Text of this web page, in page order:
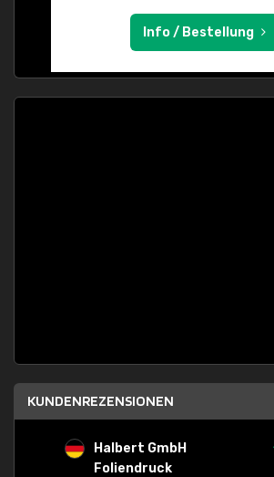
Info / Bestellung
KUNDENREZENSIONEN
Halbert GmbH
Foliendruck